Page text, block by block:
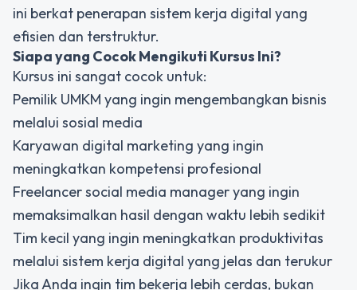
ini berkat penerapan sistem kerja digital yang
efisien dan terstruktur.
Siapa yang Cocok Mengikuti Kursus Ini?
Kursus ini sangat cocok untuk:
Pemilik UMKM yang ingin mengembangkan bisnis
melalui sosial media
Karyawan digital marketing yang ingin
meningkatkan kompetensi profesional
Freelancer social media manager yang ingin
memaksimalkan hasil dengan waktu lebih sedikit
Tim kecil yang ingin meningkatkan produktivitas
melalui sistem kerja digital yang jelas dan terukur
Jika Anda ingin tim bekerja lebih cerdas, bukan